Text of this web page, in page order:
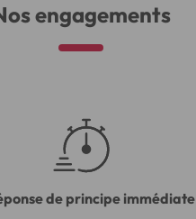
engagements
de principe immédiate